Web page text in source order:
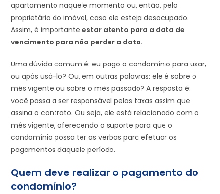
apartamento naquele momento ou, então, pelo
proprietário do imóvel, caso ele esteja desocupado.
Assim, é importanteestar atento para a data de
vencimento para não perder a data.
Uma dúvida comum é: eu pago o condomínio para usar,
ou após usá-lo? Ou, em outras palavras: ele é sobre o
mês vigente ou sobre o mês passado? A resposta é:
você passa a ser responsável pelas taxas assim que
assina o contrato. Ou seja, ele está relacionado com o
mês vigente, oferecendo o suporte para que o
condomínio possa ter as verbas para efetuar os
pagamentos daquele período.
Quem deve realizar o pagamento do
condomínio?